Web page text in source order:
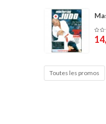
Toutes les promos